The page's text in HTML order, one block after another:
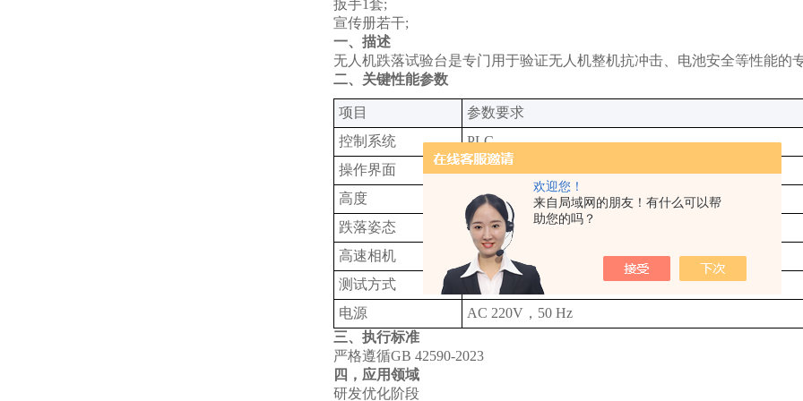
欢迎您！
来自局域网的朋友！有什么可以帮
助您的吗？
扳手1套;
宣传册若干;
一、描述
无人机跌落试验台是专门用于验证无人机整机抗冲击、电池安全等性能的
二、关键性能参数
‌项目‌
‌参数要求‌
控制系统‌
PLC
操作界面‌
彩色7寸触摸屏，中英文切换‌
高度
0.3-10m 误差±2cm
跌落姿态
水平跌落
高速相机
（选配）
测试方式
电动提升，自动释放
电源
AC 220V，50 Hz
三、执行标准
严格遵循GB 42590-2023
四，应用领域
‌研发优化阶段‌